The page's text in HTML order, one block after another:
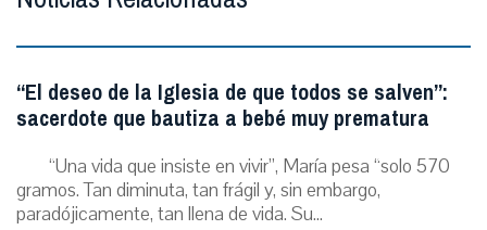
“El deseo de la Iglesia de que todos se salven”:
sacerdote que bautiza a bebé muy prematura
“Una vida que insiste en vivir”, María pesa “solo 570
gramos. Tan diminuta, tan frágil y, sin embargo,
paradójicamente, tan llena de vida. Su...